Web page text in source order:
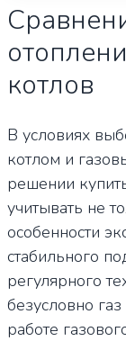
котлов
В условиях
котлом и
решении
учитывать не
особенности
стабильного
регулярного
безусловно
работе